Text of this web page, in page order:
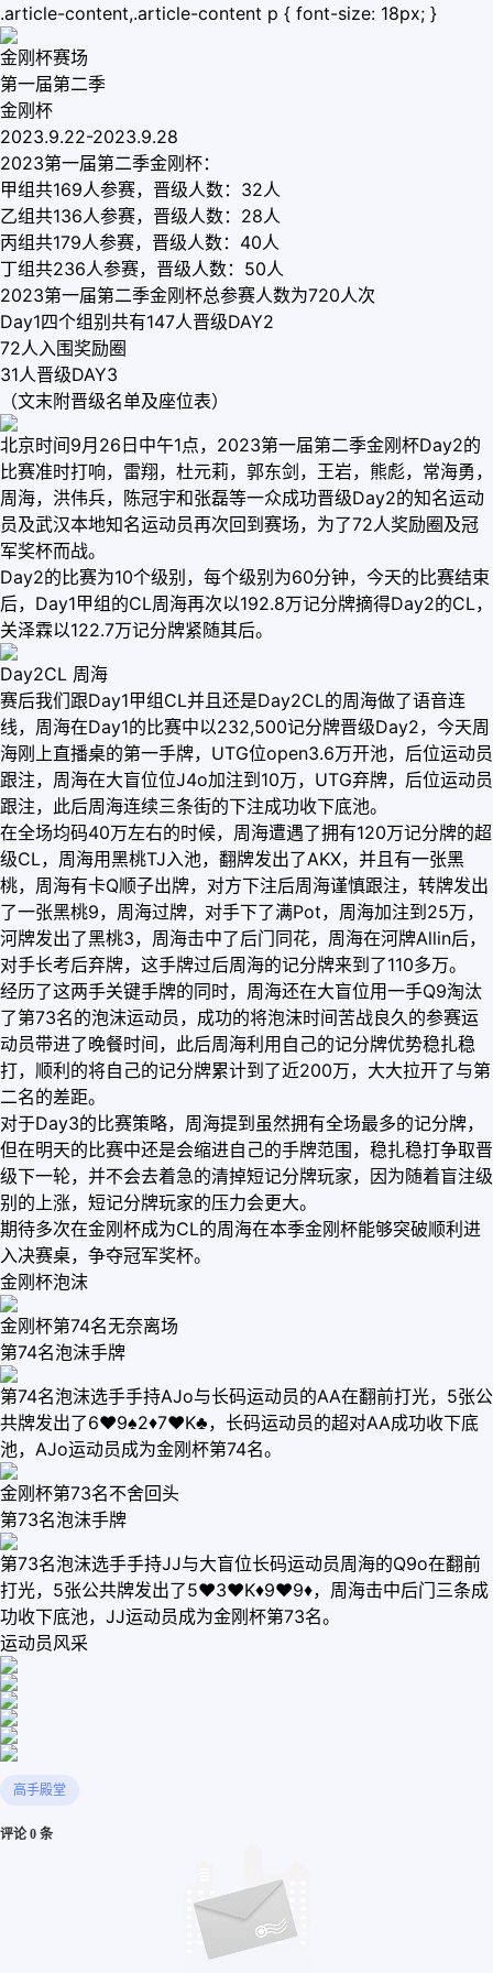
.article-content,.article-content p { font-size: 18px; }
金刚杯赛场
第一届第二季
金刚杯
2023.9.22-2023.9.28
2023第一届第二季金刚杯：
甲组共169人参赛，晋级人数：32人
乙组共136人参赛，晋级人数：28人
丙组共179人参赛，晋级人数：40人
丁组共236人参赛，晋级人数：50人
2023第一届第二季金刚杯总参赛人数为720人次
Day1四个组别共有147人晋级DAY2
72人入围奖励圈
31人晋级DAY3
（文末附晋级名单及座位表）
北京时间9月26日中午1点，2023第一届第二季金刚杯Day2的
比赛准时打响，雷翔，杜元莉，郭东剑，王岩，熊彪，常海勇，
周海，洪伟兵，陈冠宇和张磊等一众成功晋级Day2的知名运动
员及武汉本地知名运动员再次回到赛场，为了72人奖励圈及冠
军奖杯而战。
Day2的比赛为10个级别，每个级别为60分钟，今天的比赛结束
后，Day1甲组的CL周海再次以192.8万记分牌摘得Day2的CL，
关泽霖以122.7万记分牌紧随其后。
Day2CL 周海
赛后我们跟Day1甲组CL并且还是Day2CL的周海做了语音连
线，周海在Day1的比赛中以232,500记分牌晋级Day2，今天周
海刚上直播桌的第一手牌，UTG位open3.6万开池，后位运动员
跟注，周海在大盲位位J4o加注到10万，UTG弃牌，后位运动员
跟注，此后周海连续三条街的下注成功收下底池。
在全场均码40万左右的时候，周海遭遇了拥有120万记分牌的超
级CL，周海用黑桃TJ入池，翻牌发出了AKX，并且有一张黑
桃，周海有卡Q顺子出牌，对方下注后周海谨慎跟注，转牌发出
了一张黑桃9，周海过牌，对手下了满Pot，周海加注到25万，
河牌发出了黑桃3，周海击中了后门同花，周海在河牌Allin后，
对手长考后弃牌，这手牌过后周海的记分牌来到了110多万。
经历了这两手关键手牌的同时，周海还在大盲位用一手Q9淘汰
了第73名的泡沫运动员，成功的将泡沫时间苦战良久的参赛运
动员带进了晚餐时间，此后周海利用自己的记分牌优势稳扎稳
打，顺利的将自己的记分牌累计到了近200万，大大拉开了与第
二名的差距。
对于Day3的比赛策略，周海提到虽然拥有全场最多的记分牌，
但在明天的比赛中还是会缩进自己的手牌范围，稳扎稳打争取晋
级下一轮，并不会去着急的清掉短记分牌玩家，因为随着盲注级
别的上涨，短记分牌玩家的压力会更大。
期待多次在金刚杯成为CL的周海在本季金刚杯能够突破顺利进
入决赛桌，争夺冠军奖杯。
金刚杯泡沫
金刚杯第74名无奈离场
第74名泡沫手牌
第74名泡沫选手手持AJo与长码运动员的AA在翻前打光，5张公
共牌发出了6♥9♠2♦7♥K♣，长码运动员的超对AA成功收下底
池，AJo运动员成为金刚杯第74名。
金刚杯第73名不舍回头
第73名泡沫手牌
第73名泡沫选手手持JJ与大盲位长码运动员周海的Q9o在翻前
打光，5张公共牌发出了5♥3♥K♦9♥9♦，周海击中后门三条成
功收下底池，JJ运动员成为金刚杯第73名。
运动员风采
高手殿堂
评论 0 条